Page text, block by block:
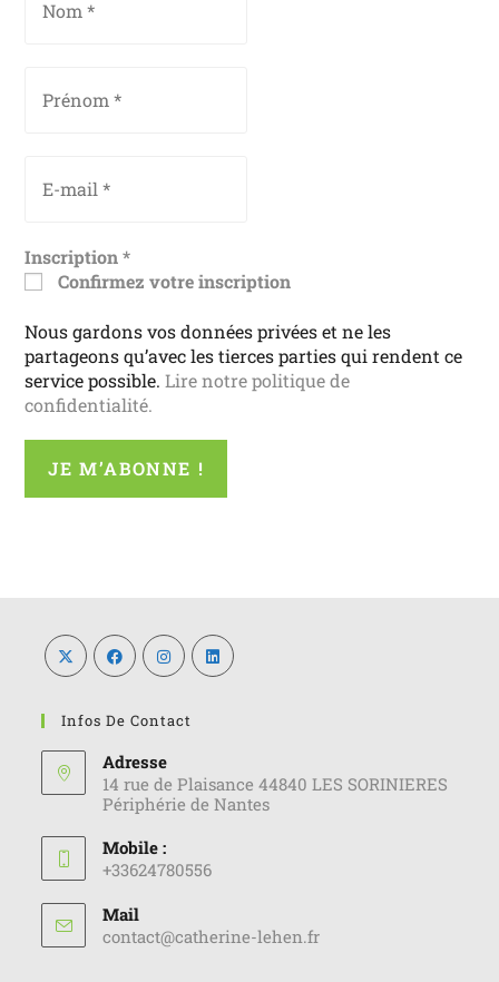
Inscription*
Confirmez votre inscription
Nous gardons vos données privées et ne les
partageons qu’avec les tierces parties qui rendent ce
service possible.Lire notre politique de
confidentialité.
Infos De Contact
Adresse
14 rue de Plaisance 44840 LES SORINIERES
Périphérie de Nantes
Mobile :
+33624780556
Mail
contact@catherine-lehen.fr